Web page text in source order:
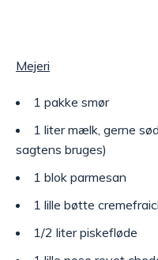
Mejeri
1 pakke smør
1 liter mælk, gerne
sagtens bruges)
1 blok parmesan
1 lille bøtte
1/2 liter piskefløde